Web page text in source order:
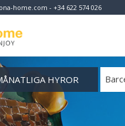
home.com - +34 622 574 026
HYROR